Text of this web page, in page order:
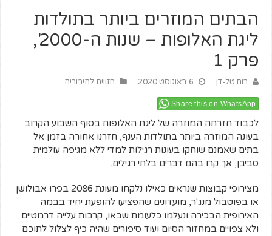
הבתים המוזרים ביותר בתולדות
ליגת האלופות – שנות ה-2000',
פרק 1
רום טל-דן 6 באוגוסט 2020 הזווית לחיבורים
Share this on WhatsApp
לכבוד חזרתה המוזרה של ליגת האלופות בסוף השבוע הקרוב
בעונה המוזרה ביותר בתולדות הענף, חזרנו אחורה בזמן אל
בתים שאמנם שוחקו בעונות רגילות למדי ללא מגיפה עולמית
סביבן, אך קרו בהם דברים בלתי רגילים.
מצירופי קבוצות שנראים כאילו נלקחו מעונת 2086 בפרו אבולושן
או בפוטבול מנג'ר, מועדונים שהפציעו להופעת יחיד בבמה
האירופית הבכירה ונעלמו כלעומת שבאו, קרבות עלייה דרמטיים
ולא צפויים במחזור הסיום ועוד סיפורים שהיה כיף לצלול לתוכם